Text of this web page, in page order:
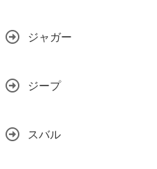
ジャガー
ジープ
スバル